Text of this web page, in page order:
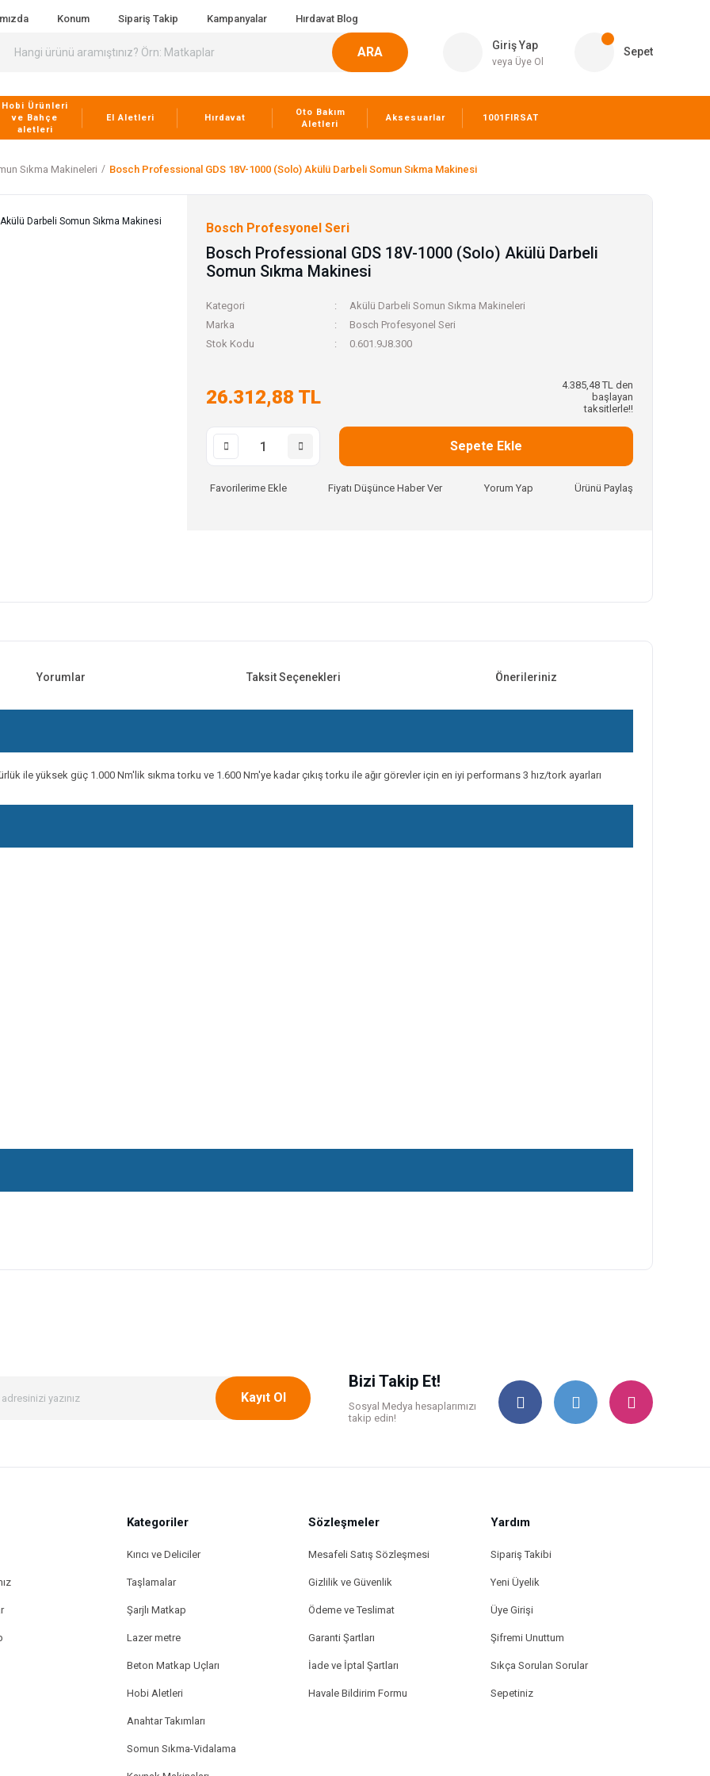
Konum Sipariş Takip Kampanyalar Hırdavat Blog
ARA Giriş Yap
veya Üye Ol
Sepet
Hobi Ürünleri
ve Bahçe
aletleri
El Aletleri Hırdavat
Oto Bakım
Aletleri
Aksesuarlar 1001FIRSAT
Sıkma Makineleri Bosch Professional GDS 18V-1000 (Solo) Akülü Darbeli Somun Sıkma Makinesi
Bosch Profesyonel Seri
Bosch Professional GDS 18V-1000 (Solo) Akülü Darbeli
Somun Sıkma Makinesi
Kategori
Akülü Darbeli Somun Sıkma Makineleri
Marka
Bosch Profesyonel Seri
Stok Kodu
0.601.9J8.300
26.312,88 TL
4.385,48 TL den
başlayan
taksitlerle!!
Sepete Ekle
Fiyatı Düşünce Haber Ver Yorum Yap Ürünü Paylaş
Yorumlar Taksit Seçenekleri Önerileriniz
ile yüksek güç 1.000 Nm'lik sıkma torku ve 1.600 Nm'ye kadar çıkış torku ile ağır görevler için en iyi performans 3 hız/tork ayarları
yetersiz gördüğünüz noktaları öneri formunu kullanarak tarafımıza iletebilirsiniz.
Gönder
Kayıt Ol
Bizi Takip Et!
Sosyal Medya hesaplarımızı
takip edin!
Kategoriler
Kırıcı ve Deliciler
Taşlamalar
Şarjlı Matkap
Lazer metre
Beton Matkap Uçları
Hobi Aletleri
Anahtar Takımları
Somun Sıkma-Vidalama
Sözleşmeler
Mesafeli Satış Sözleşmesi
Gizlilik ve Güvenlik
Ödeme ve Teslimat
Garanti Şartları
İade ve İptal Şartları
Havale Bildirim Formu
Yardım
Sipariş Takibi
Yeni Üyelik
Üye Girişi
Şifremi Unuttum
Sıkça Sorulan Sorular
Sepetiniz